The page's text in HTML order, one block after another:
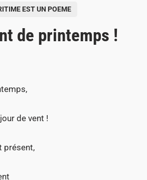
EST UN POEME
de printemps !
de vent !
présent,